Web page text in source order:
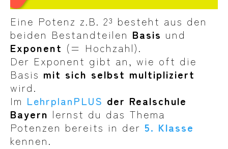
Eine Potenz z.B. 2³ besteht aus den
beiden Bestandteilen Basis und
Exponent (= Hochzahl).
Der Exponent gibt an, wie oft die
Basis mit sich selbst multipliziert
wird.
Im LehrplanPLUS der Realschule
Bayern lernst du das Thema
Potenzen bereits in der 5. Klasse
kennen.